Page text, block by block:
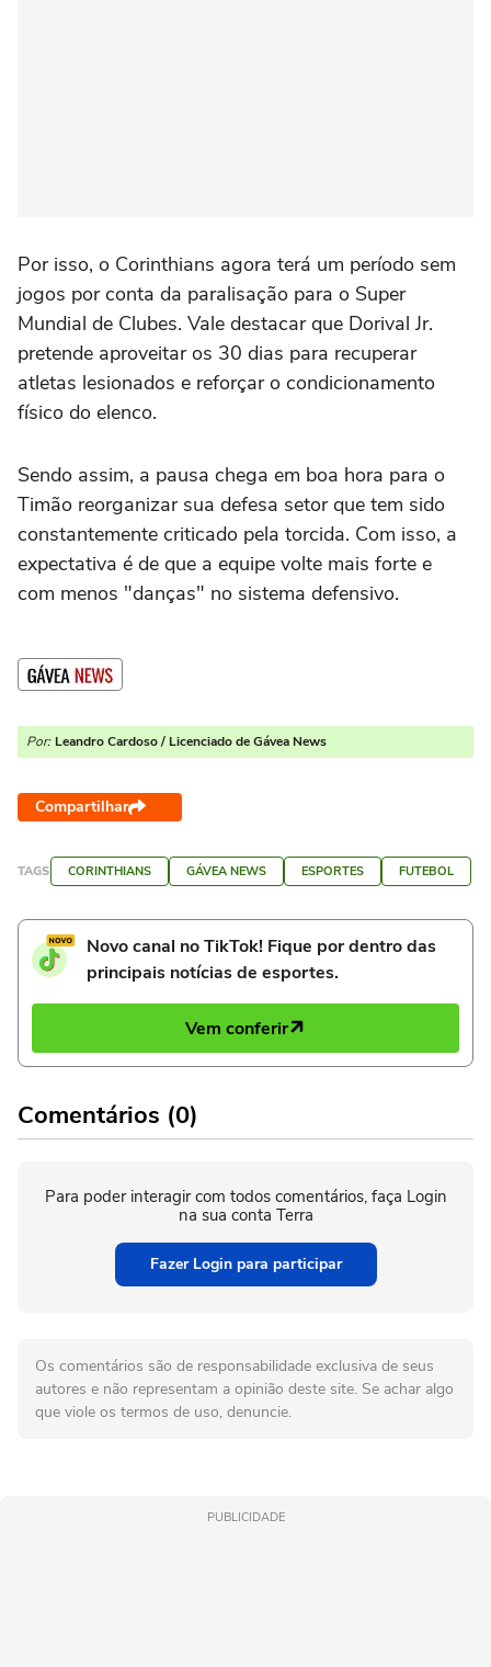
Por isso, o Corinthians agora terá um período sem
jogos por conta da paralisação para o Super
Mundial de Clubes. Vale destacar que Dorival Jr.
pretende aproveitar os 30 dias para recuperar
atletas lesionados e reforçar o condicionamento
físico do elenco.
Sendo assim, a pausa chega em boa hora para o
Timão reorganizar sua defesa setor que tem sido
constantemente criticado pela torcida. Com isso, a
expectativa é de que a equipe volte mais forte e
com menos "danças" no sistema defensivo.
Por: Leandro Cardoso / Licenciado de Gávea News
Compartilhar
TAGS CORINTHIANS GÁVEA NEWS ESPORTES FUTEBOL
Novo canal no TikTok! Fique por dentro das
principais notícias de esportes.
Vem conferir
Comentários (0)
Para poder interagir com todos comentários, faça Login
na sua conta Terra
Fazer Login para participar
Os comentários são de responsabilidade exclusiva de seus
autores e não representam a opinião deste site. Se achar algo
que viole os termos de uso, denuncie.
PUBLICIDADE